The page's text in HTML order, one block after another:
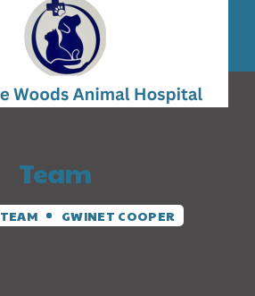
Team
TEAM GWINET COOPER